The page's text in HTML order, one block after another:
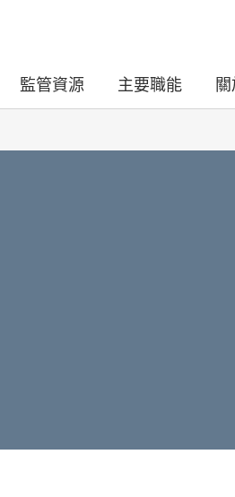
監管資源 主要職能